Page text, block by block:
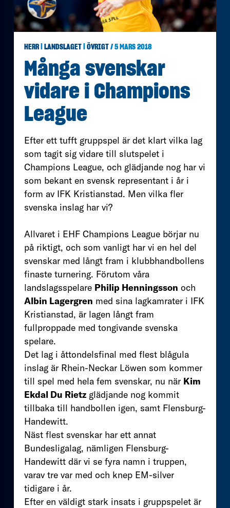
HERR| LANDSLAGET ÖVRIGT / 5 MARS 2018
Många svenskar
vidare i Champions
League
Efter ett tufft gruppspel är det klart vilka lag
som tagit sig vidare till slutspelet i
Champions League, och glädjande nog har vi
som bekant en svensk representant i år i
form av IFK Kristianstad. Men vilka fler
svenska inslag har vi?
Allvaret i EHF Champions League börjar nu
på riktigt, och som vanligt har vi en hel del
svenskar med långt fram i klubbhandbollens
finaste turnering. Förutom våra
landslagsspelare Philip Henningsson och
Albin Lagergren med sina lagkamrater i IFK
Kristianstad, är lagen långt fram
fullproppade med tongivande svenska
spelare.
Det lag i åttondelsfinal med flest blågula
inslag är Rhein-Neckar Löwen som kommer
till spel med hela fem svenskar, nu när Kim
Ekdal Du Rietzglädjande nog kommit
tillbaka till handbollen igen, samt Flensburg-
Handewitt.
Näst flest svenskar har ett annat
Bundesligalag, nämligen Flensburg-
Handewitt där vi se fyra namn i truppen,
varav tre var med och knep EM-silver
tidigare i år.
Efter en väldigt stark insats i gruppspelet är